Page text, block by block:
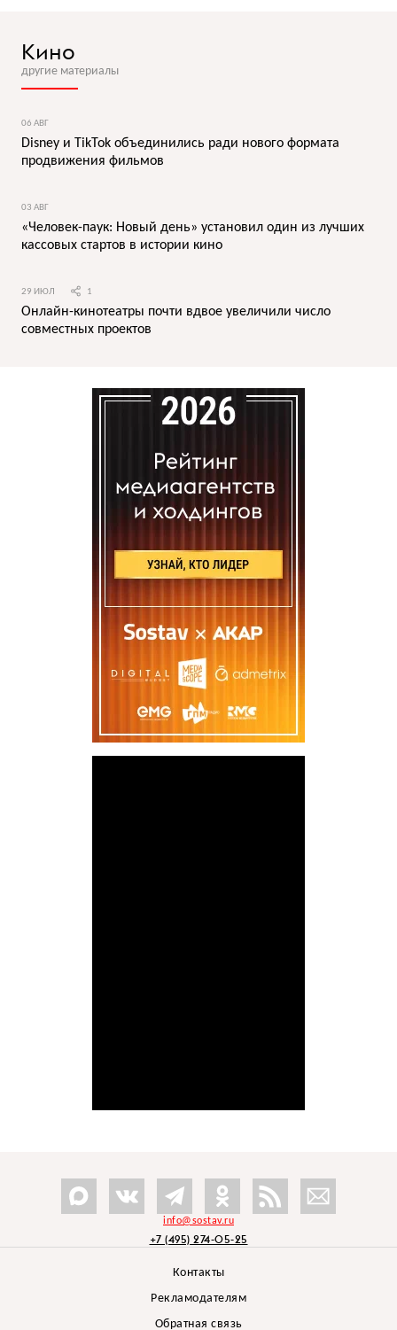
Кино
другие материалы
06 АВГ
Disney и TikTok объединились ради нового формата
продвижения фильмов
03 АВГ
«Человек-паук: Новый день» установил один из лучших
кассовых стартов в истории кино
29 ИЮЛ 1
Онлайн-кинотеатры почти вдвое увеличили число
совместных проектов
info@sostav.ru
+7 (495) 274-05-25
Контакты
Рекламодателям
Обратная связь